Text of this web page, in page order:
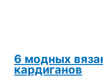
6 модных
кардиганов